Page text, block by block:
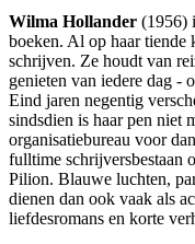
Wilma Hollander (1956)
boeken. Al op haar tiende
schrijven. Ze houdt van
genieten van iedere dag -
Eind jaren negentig
sindsdien is haar pen niet
organisatiebureau voor
fulltime schrijversbestaan
Pilion. Blauwe luchten,
dienen dan ook vaak als
liefdesromans en korte